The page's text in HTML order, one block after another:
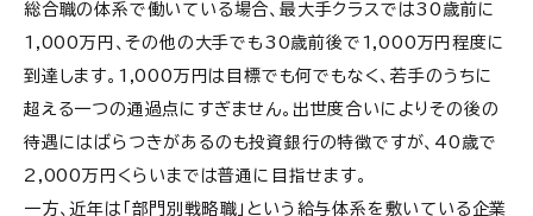
総合職の体系で働いている場合、最大手クラスでは30歳前に
1,000万円、その他の大手でも30歳前後で1,000万円程度に
到達します。1,000万円は目標でも何でもなく、若手のうちに
超える一つの通過点にすぎません。出世度合いによりその後の
待遇にはばらつきがあるのも投資銀行の特徴ですが、40歳で
2,000万円くらいまでは普通に目指せます。
一方、近年は「部門別戦略職」という給与体系を敷いている企業